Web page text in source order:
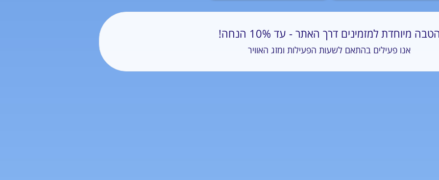
מיוחדת למזמינים דרך האתר - עד 10% הנחה!
אנו פעילים בהתאם לשעות הפעילות ומזג האוויר